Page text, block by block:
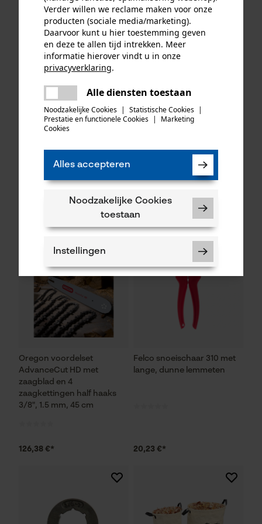
KOX zaagkettingen half
geschikt voor Husqvarna
35,49 €*
Oregon voordelset
AdvanceCut HD met
zaagblad en 4
zaagkettingen half haaks
3/8", 1.5 mm, 45 cm
126,38 €*
Felco snoeischaar 310 met
lange, dunne lemmeten
20,23 €*
Verder willen we reclame maken voor onze
producten (sociale media/marketing).
Daarvoor kunt u hier toestemming geven
en deze te allen tijd intrekken. Meer
informatie hierover vindt u in onze
privacyverklaring.
Alle diensten toestaan
Noodzakelijke Cookies | Statistische Cookies |
Prestatie en functionele Cookies |
Marketing
Cookies
Alles accepteren
Noodzakelijke Cookies
toestaan
Instellingen
Noodzakelijke Cookies
Session ID
gegevensverwerking opslaan
Er is een fout opgetreden. Gelieve
het opnieuw te proberen.
delen
mail